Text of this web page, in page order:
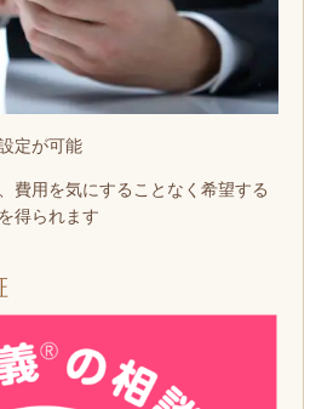
定が可能
費用を気にすることなく希望する
得られます